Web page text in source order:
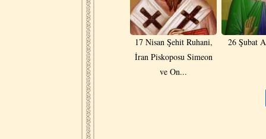
17 Nisan Şehit Ruhani,
İran Piskoposu Simeon
ve On...
26 Şubat